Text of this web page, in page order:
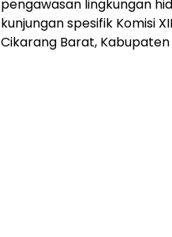
pengawasan lingkungan
kunjungan spesifik Komisi
Cikarang Barat,